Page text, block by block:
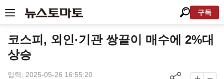
구독
코스피, 외인·기관 쌍끌이 매수에 2%대
상승
입력: 2025-05-26 16:55:20